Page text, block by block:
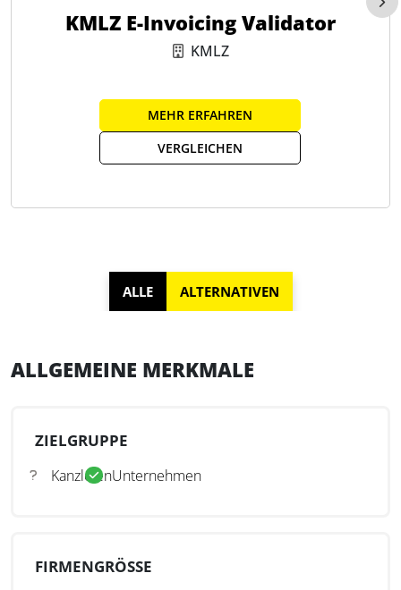
KMLZ E-Invoicing Validator
KMLZ
MEHR ERFAHREN
VERGLEICHEN
ALLGEMEINE MERKMALE
ZIELGRUPPE
KanzleienUnternehmen
FIRMENGRÖSSE